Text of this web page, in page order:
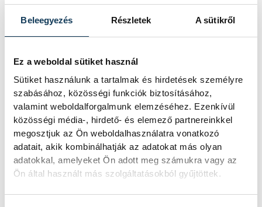
Beleegyezés Részletek A sütikről
Ez a weboldal sütiket használ
Sütiket használunk a tartalmak és hirdetések személyre
szabásához, közösségi funkciók biztosításához,
valamint weboldalforgalmunk elemzéséhez. Ezenkívül
közösségi média-, hirdető- és elemező partnereinkkel
megosztjuk az Ön weboldalhasználatra vonatkozó
adatait, akik kombinálhatják az adatokat más olyan
adatokkal, amelyeket Ön adott meg számukra vagy az
Ön által használt más szolgáltatásokból gyűjtöttek.
András